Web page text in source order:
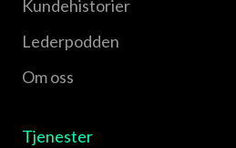
Kundehistorier
Lederpodden
Om oss
Tjenester